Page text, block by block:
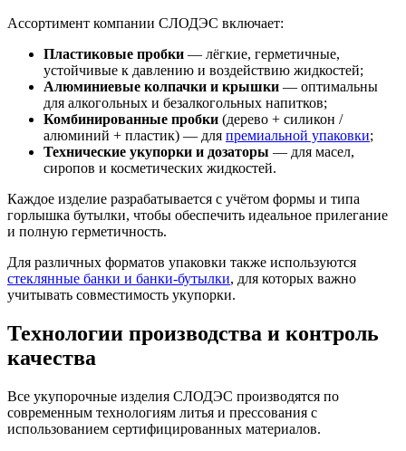
Ассортимент компании СЛОДЭС включает:
Пластиковые пробки — лёгкие, герметичные,
устойчивые к давлению и воздействию жидкостей;
Алюминиевые колпачки и крышки — оптимальны
для алкогольных и безалкогольных напитков;
Комбинированные пробки (дерево + силикон /
алюминий + пластик) — для премиальной упаковки;
Технические укупорки и дозаторы — для масел,
сиропов и косметических жидкостей.
Каждое изделие разрабатывается с учётом формы и типа
горлышка бутылки, чтобы обеспечить идеальное прилегание
и полную герметичность.
Для различных форматов упаковки также используются
стеклянные банки и банки-бутылки, для которых важно
учитывать совместимость укупорки.
Технологии производства и контроль
качества
Все укупорочные изделия СЛОДЭС производятся по
современным технологиям литья и прессования с
использованием сертифицированных материалов.